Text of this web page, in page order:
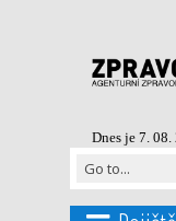
Dnes je 7. 08.